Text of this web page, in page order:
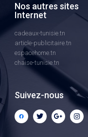
Nos autres sites
Internet
cadeaux-tunisie.tn
article-publicitaire.tn
espacehome.tn
chaise-tunisie.tn
Suivez-nous